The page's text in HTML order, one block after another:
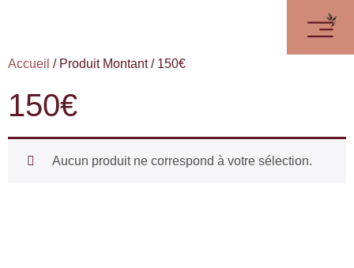
Accueil / Produit Montant / 150€
150€
Aucun produit ne correspond à votre sélection.